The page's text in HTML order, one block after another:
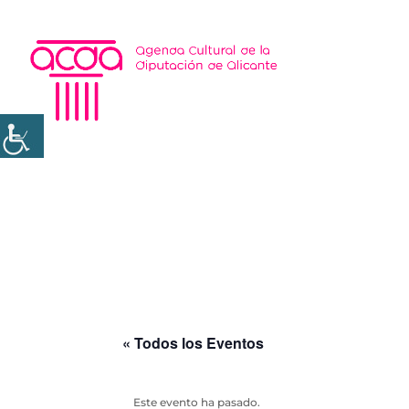
« Todos los Eventos
Este evento ha pasado.